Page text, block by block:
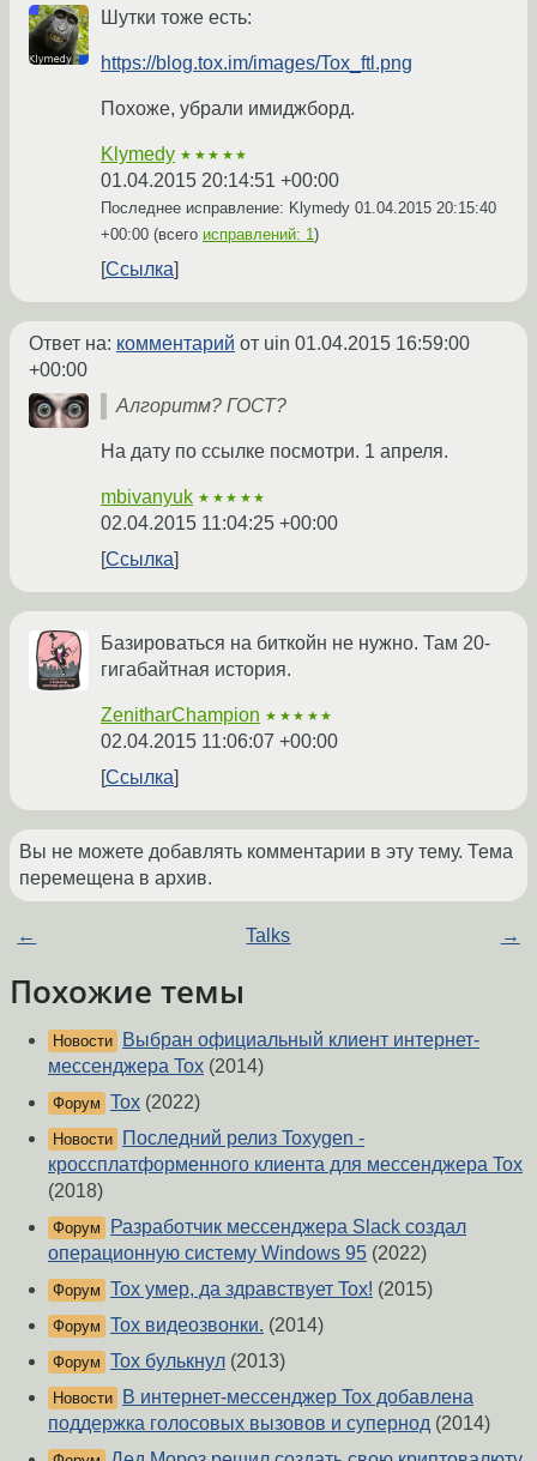
Шутки тоже есть:
https://blog.tox.im/images/Tox_ftl.png
Похоже, убрали имиджборд.
Klymedy ★★★★★
01.04.2015 20:14:51 +00:00
Последнее исправление: Klymedy 01.04.2015 20:15:40
+00:00 (всего исправлений: 1)
Ссылка
Ответ на: комментарий от uin 01.04.2015 16:59:00
+00:00
Алгоритм? ГОСТ?
На дату по ссылке посмотри. 1 апреля.
mbivanyuk ★★★★★
02.04.2015 11:04:25 +00:00
Ссылка
Базироваться на биткойн не нужно. Там 20-
гигабайтная история.
ZenitharChampion ★★★★★
02.04.2015 11:06:07 +00:00
Ссылка
Вы не можете добавлять комментарии в эту тему. Тема
перемещена в архив.
← Talks →
Похожие темы
Новости
Выбран официальный клиент интернет-
мессенджера Tox (2014)
Форум Tox (2022)
Новости
Последний релиз Toxygen -
кроссплатформенного клиента для мессенджера Tox
(2018)
Форум
Разработчик мессенджера Slack создал
операционную систему Windows 95 (2022)
Форум Tox умер, да здравствует Tox! (2015)
Форум Tox видеозвонки. (2014)
Форум Tox булькнул (2013)
Новости
В интернет-мессенджер Tox добавлена
поддержка голосовых вызовов и супернод (2014)